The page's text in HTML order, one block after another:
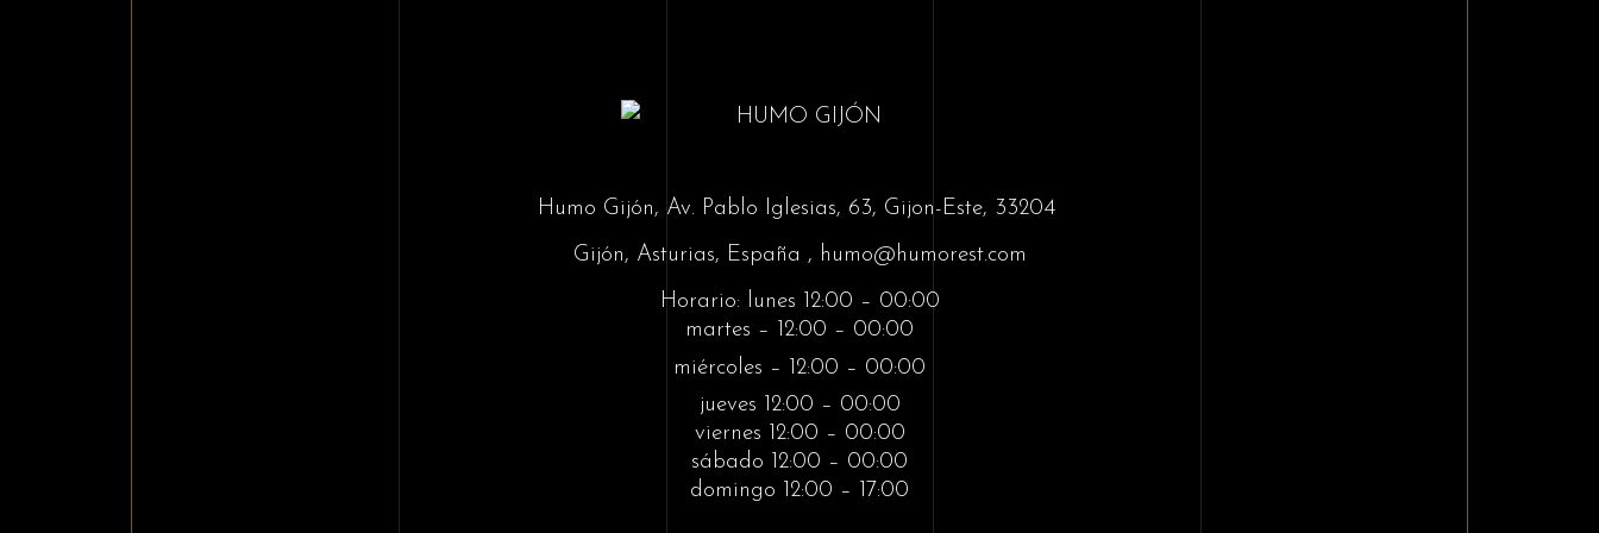
Humo Gijón, Av. Pablo Iglesias, 63, Gijon-Este, 33204
Gijón, Asturias, España , humo@humorest.com
Horario: lunes 12:00 – 00:00
martes – 12:00 – 00:00
miércoles – 12:00 – 00:00
jueves 12:00 – 00:00
viernes 12:00 – 00:00
sábado 12:00 – 00:00
domingo 12:00 – 17:00